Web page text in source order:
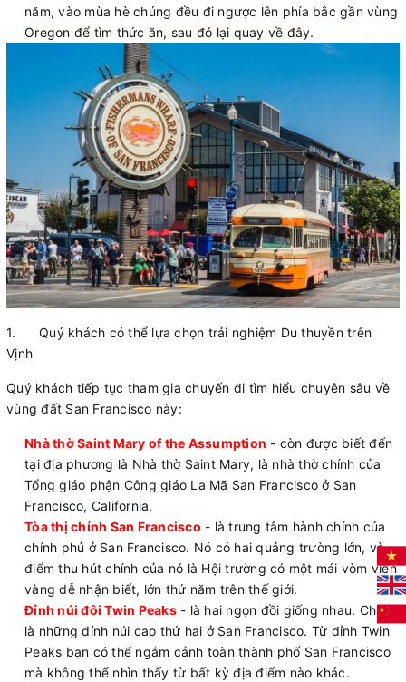
năm, vào mùa hè chúng đều đi ngược lên phía bắc gần vùng
Oregon để tìm thức ăn, sau đó lại quay về đây.
1. Quý khách có thể lựa chọn trải nghiệm Du thuyền trên
Vịnh
Quý khách tiếp tục tham gia chuyến đi tìm hiểu chuyên sâu về
vùng đất San Francisco này:
Nhà thờ Saint Mary of the Assumption - còn được biết đến
tại địa phương là Nhà thờ Saint Mary, là nhà thờ chính của
Tổng giáo phận Công giáo La Mã San Francisco ở San
Francisco, California.
Tòa thị chính San Francisco - là trung tâm hành chính của
chính phủ ở San Francisco. Nó có hai quảng trường lớn, và
điểm thu hút chính của nó là Hội trường có một mái vòm viền
vàng dễ nhận biết, lớn thứ năm trên thế giới.
Đỉnh núi đôi Twin Peaks- là hai ngọn đồi giống nhau. Chúng
là những đỉnh núi cao thứ hai ở San Francisco. Từ đỉnh Twin
Peaks bạn có thể ngắm cảnh toàn thành phố San Francisco
mà không thể nhìn thấy từ bất kỳ địa điểm nào khác.